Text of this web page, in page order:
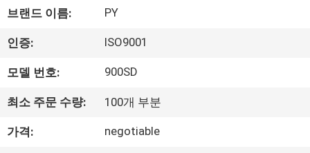
회
사
브랜드 이름: PY
인증: ISO9001
모델 번호: 900SD
최소 주문 수량: 100개 부분
가격: negotiable